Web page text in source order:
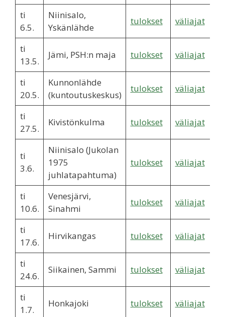
ti
6.5.
Niinisalo,
Yskänlähde
tulokset väliajat
ti
13.5.
Jämi, PSH:n maja tulokset väliajat
ti
20.5.
Kunnonlähde
(kuntoutuskeskus)
tulokset väliajat
ti
27.5.
Kivistönkulma tulokset väliajat
ti
3.6.
Niinisalo (Jukolan
1975
juhlatapahtuma)
tulokset väliajat
ti
10.6.
Venesjärvi,
Sinahmi
tulokset väliajat
ti
17.6.
Hirvikangas tulokset väliajat
ti
24.6.
Siikainen, Sammi tulokset väliajat
ti
1.7.
Honkajoki tulokset väliajat